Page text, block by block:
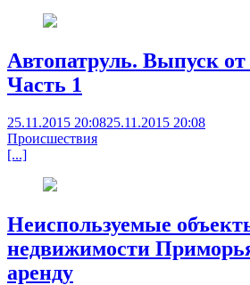
Автопатруль. Выпуск от
Часть 1
25.11.2015 20:0825.11.2015 20:08
Происшествия
[...]
Неиспользуемые
недвижимости
аренду